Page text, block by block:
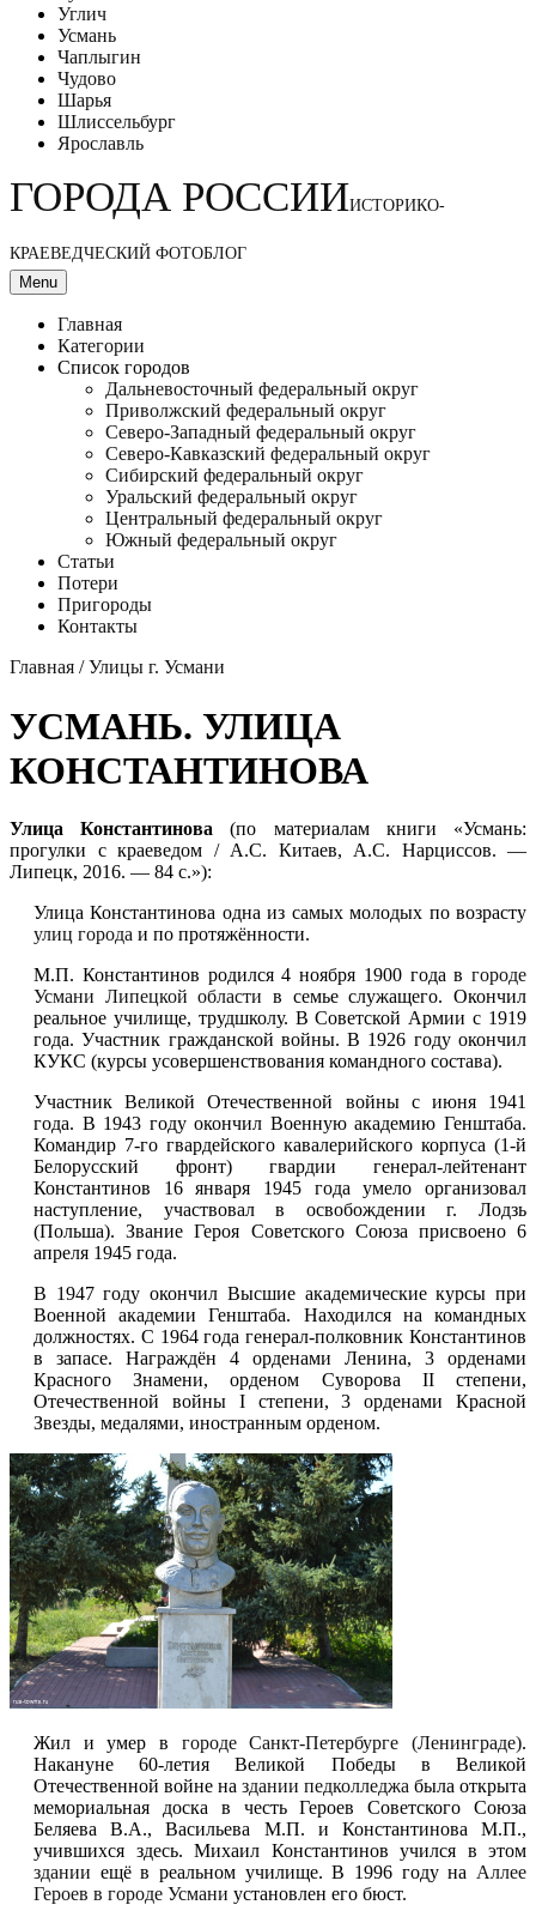
Углич
Усмань
Чаплыгин
Чудово
Шарья
Шлиссельбург
Ярославль
ГОРОДА РОССИИИСТОРИКО-
КРАЕВЕДЧЕСКИЙ ФОТОБЛОГ
Menu
Главная
Категории
Список городов
Дальневосточный федеральный округ
Приволжский федеральный округ
Северо-Западный федеральный округ
Северо-Кавказский федеральный округ
Сибирский федеральный округ
Уральский федеральный округ
Центральный федеральный округ
Южный федеральный округ
Статьи
Потери
Пригороды
Контакты
Главная /Улицы г. Усмани
УСМАНЬ. УЛИЦА
КОНСТАНТИНОВА
Улица Константинова (по материалам книги «Усмань:
прогулки с краеведом / А.С. Китаев, А.С. Нарциссов. —
Липецк, 2016. — 84 с.»):
Улица Константинова одна из самых молодых по возрасту
улиц города и по протяжённости.
М.П. Константинов родился 4 ноября 1900 года в городе
Усмани Липецкой области в семье служащего. Окончил
реальное училище, трудшколу. В Советской Армии с 1919
года. Участник гражданской войны. В 1926 году окончил
КУКС (курсы усовершенствования командного состава).
Участник Великой Отечественной войны с июня 1941
года. В 1943 году окончил Военную академию Генштаба.
Командир 7-го гвардейского кавалерийского корпуса (1-й
Белорусский фронт) гвардии генерал-лейтенант
Константинов 16 января 1945 года умело организовал
наступление, участвовал в освобождении г. Лодзь
(Польша). Звание Героя Советского Союза присвоено 6
апреля 1945 года.
В 1947 году окончил Высшие академические курсы при
Военной академии Генштаба. Находился на командных
должностях. С 1964 года генерал-полковник Константинов
в запасе. Награждён 4 орденами Ленина, 3 орденами
Красного Знамени, орденом Суворова II степени,
Отечественной войны I степени, 3 орденами Красной
Звезды, медалями, иностранным орденом.
Жил и умер в городе Санкт-Петербурге (Ленинграде).
Накануне 60-летия Великой Победы в Великой
Отечественной войне на здании педколледжа была открыта
мемориальная доска в честь Героев Советского Союза
Беляева В.А., Васильева М.П. и Константинова М.П.,
учившихся здесь. Михаил Константинов учился в этом
здании ещё в реальном училище. В 1996 году на Аллее
Героев в городе Усмани установлен его бюст.